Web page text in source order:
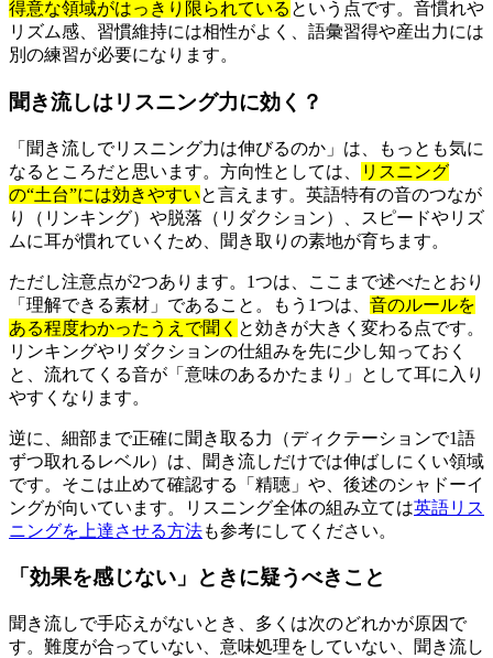
得意な領域がはっきり限られている という点です。音慣れや
リズム感、習慣維持には相性がよく、語彙習得や産出力には
別の練習が必要になります。
聞き流しはリスニング力に効く？
「聞き流しでリスニング力は伸びるのか」は、もっとも気に
なるところだと思います。方向性としては、
リスニング
の“土台”には効きやすいと言えます。英語特有の音のつなが
り（リンキング）や脱落（リダクション）、スピードやリズ
ムに耳が慣れていくため、聞き取りの素地が育ちます。
ただし注意点が2つあります。1つは、ここまで述べたとおり
「理解できる素材」であること。もう1つは、 音のルールを
ある程度わかったうえで聞く と効きが大きく変わる点です。
リンキングやリダクションの仕組みを先に少し知っておく
と、流れてくる音が「意味のあるかたまり」として耳に入り
やすくなります。
逆に、細部まで正確に聞き取る力（ディクテーションで1語
ずつ取れるレベル）は、聞き流しだけでは伸ばしにくい領域
です。そこは止めて確認する「精聴」や、後述のシャドーイ
ングが向いています。リスニング全体の組み立ては英語リス
ニングを上達させる方法も参考にしてください。
「効果を感じない」ときに疑うべきこと
聞き流しで手応えがないとき、多くは次のどれかが原因で
す。難度が合っていない、意味処理をしていない、聞き流し